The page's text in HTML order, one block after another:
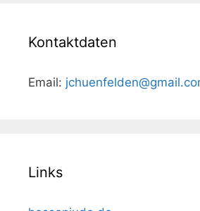
Kontaktdaten
Email:
Links